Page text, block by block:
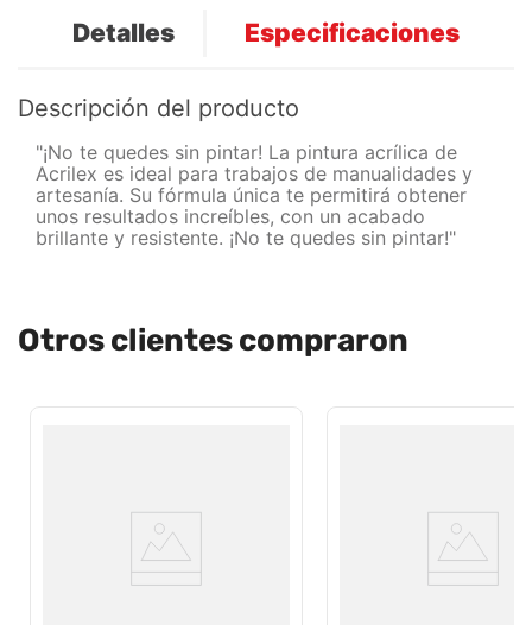
Detalles Especificaciones
Descripción del producto
"¡No te quedes sin pintar! La pintura acrílica de
Acrilex es ideal para trabajos de manualidades y
artesanía. Su fórmula única te permitirá obtener
unos resultados increíbles, con un acabado
brillante y resistente. ¡No te quedes sin pintar!"
Otros clientes compraron